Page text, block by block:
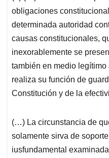
obligaciones
determinada autoridad
causas constitucionales,
inexorablemente se
también en medio
realiza su función de
Constitución y de la
(…) La circunstancia de
solamente sirva de
iusfundamental